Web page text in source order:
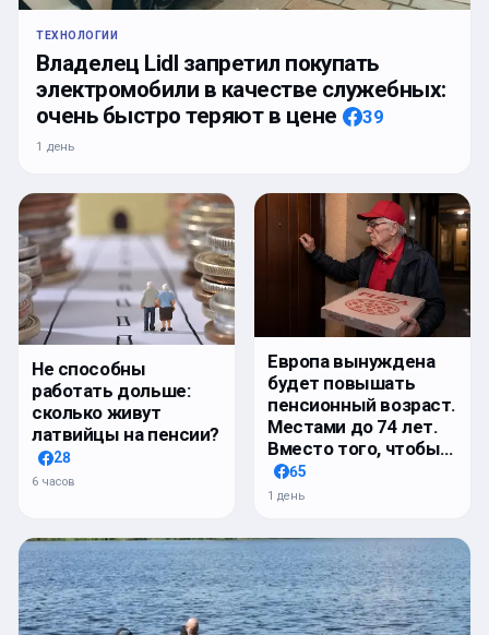
ТЕХНОЛОГИИ
Владелец Lidl запретил покупать
электромобили в качестве служебных:
очень быстро теряют в цене
39
1 день
Не способны
работать дольше:
сколько живут
латвийцы на пенсии?
28
6 часов
Европа вынуждена
будет повышать
пенсионный возраст.
Местами до 74 лет.
Вместо того, чтобы…
65
1 день